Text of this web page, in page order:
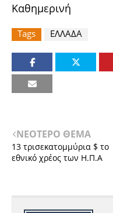
Καθημερινή
Tags ΕΛΛΑΔΑ
ΝΕΟΤΕΡΟ ΘΕΜΑ
13 τρισεκατομμύρια $ το
εθνικό χρέος των Η.Π.Α